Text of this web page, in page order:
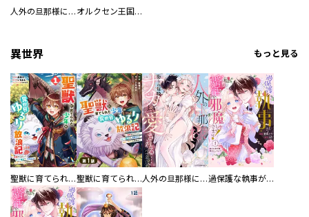
人外の旦那様に娶られ毎晩ナカまで愛される…。アンソロジー オルクセン王国史
異世界 もっと見る
聖獣に育てられた少年の異世界ゆるり放浪記～神様からもらったチート魔法で、仲間たちとスローライフを満喫中～ 聖獣に育てられた少年の異世界ゆるり放浪記～神様からもらったチート魔法で、仲間たちとスローライフを満喫中～【分冊版】 人外の旦那様に娶られ毎晩ナカまで愛される…。アンソロジー 過保護な執事が私の婚活を邪魔してきます！ 分冊版